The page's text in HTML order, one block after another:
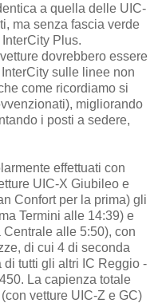
a quella delle UIC-
ma senza fascia verde
Plus.
dovrebbero essere
sulle linee non
come ricordiamo si
migliorando
i posti a sedere,
effettuati con
UIC-X Giubileo e
Confort per la prima) gli
Termini alle 14:39) e
alle 5:50), con
di cui 4 di seconda
tutti gli altri IC Reggio -
La capienza totale
vetture UIC-Z e GC)